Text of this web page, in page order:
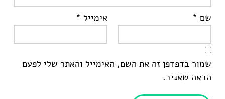
שם * אימייל *
שמור בדפדפן זה את השם, האימייל והאתר שלי לפעם
הבאה שאגיב.